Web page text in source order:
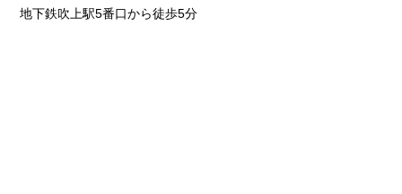
地下鉄吹上駅5番口から徒歩5分